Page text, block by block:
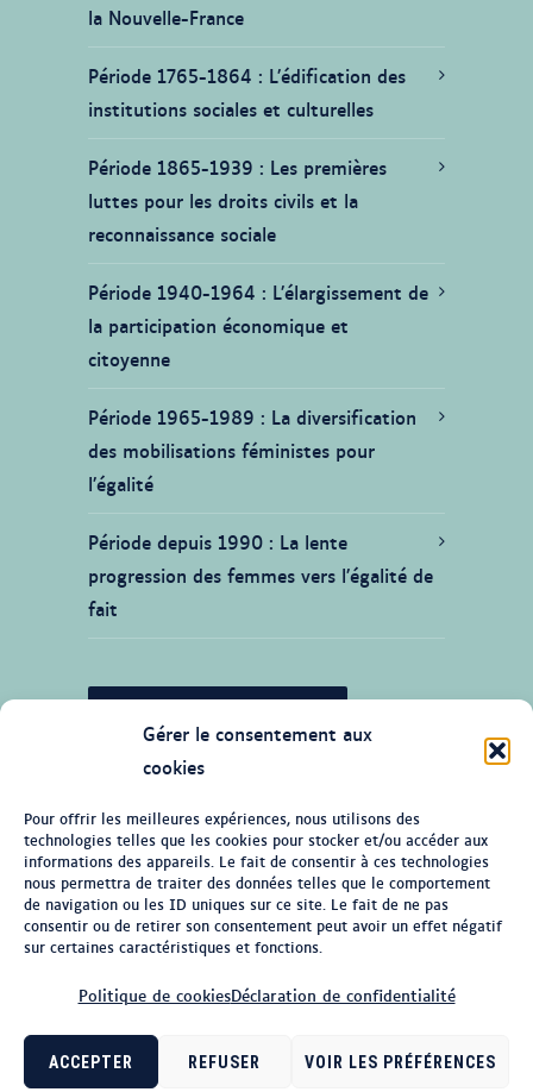
Gérer le consentement aux
cookies
Pour offrir les meilleures expériences, nous utilisons des
technologies telles que les cookies pour stocker et/ou accéder aux
informations des appareils. Le fait de consentir à ces technologies
nous permettra de traiter des données telles que le comportement
de navigation ou les ID uniques sur ce site. Le fait de ne pas
consentir ou de retirer son consentement peut avoir un effet négatif
sur certaines caractéristiques et fonctions.
ACCEPTER REFUSER VOIR LES PRÉFÉRENCES
Politique de cookiesDéclaration de confidentialité
la Nouvelle-France
Période 1765-1864
L’édification des
institutions sociales et culturelles
Période 1865-1939
Les premières
luttes pour les droits civils et la
reconnaissance sociale
Période 1940-1964
L’élargissement de
la participation économique et
citoyenne
Période 1965-1989
La diversification
des mobilisations féministes pour
l’égalité
Période depuis 1990 La lente
progression des femmes vers l’égalité de
fait
© Tous droits réservés 2026 Ligne du
temps de l'histoire des femmes au
Québec
Politique de cookies
Se connecter